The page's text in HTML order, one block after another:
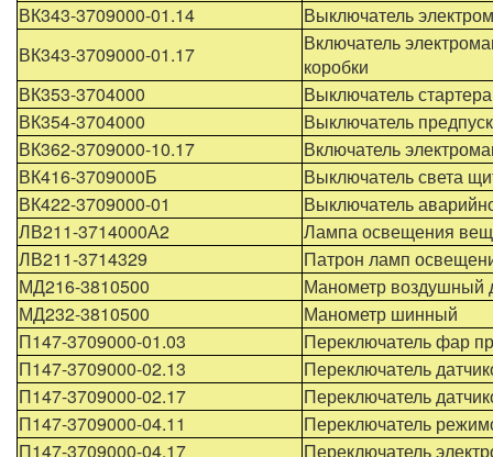
ВК343-3709000-01.14
Выключатель
ВК343-3709000-01.17
Включатель
коробки
ВК353-3704000
Выключатель стартера
ВК354-3704000
Выключатель
ВК362-3709000-10.17
Включатель
ВК416-3709000Б
Выключатель света
ВК422-3709000-01
Выключатель
ЛВ211-3714000А2
Лампа освещения
ЛВ211-3714329
Патрон ламп
МД216-3810500
Манометр воздушный
МД232-3810500
Манометр шинный
П147-3709000-01.03
Переключатель фар
П147-3709000-02.13
Переключатель
П147-3709000-02.17
Переключатель
П147-3709000-04.11
Переключатель
П147-3709000-04.17
Переключатель